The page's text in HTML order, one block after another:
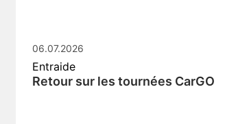
06.07.2026
Entraide
Retour sur les tournées CarGO